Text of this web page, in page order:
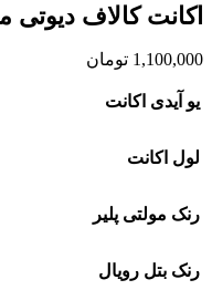
اکانت کالاف دیوتی
1,100,000 تومان
یو آیدی اکانت
لول اکانت
رنک مولتی پلیر
رنک بتل رویال